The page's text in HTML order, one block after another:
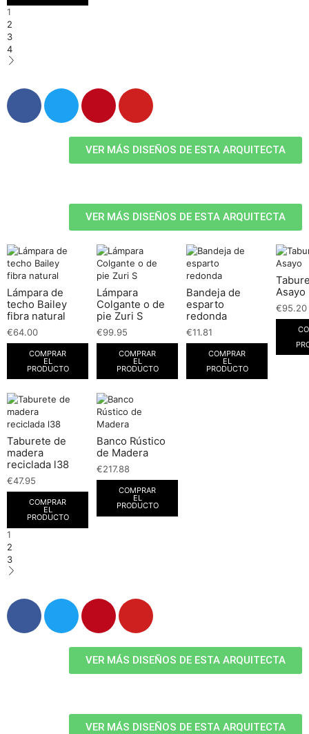
1
2
3
4
VER MÁS DISEÑOS DE ESTA ARQUITECTA
VER MÁS DISEÑOS DE ESTA ARQUITECTA
Lámpara de
techo Bailey
fibra natural
€64.00
COMPRAR
EL
PRODUCTO
Lámpara
Colgante o de
pie Zuri S
€99.95
COMPRAR
EL
PRODUCTO
Bandeja de
esparto
redonda
€11.81
COMPRAR
EL
PRODUCTO
Asayo
€95.20
Taburete de
madera
reciclada l38
€47.95
COMPRAR
EL
PRODUCTO
Banco Rústico
de Madera
€217.88
COMPRAR
EL
PRODUCTO
1
2
3
VER MÁS DISEÑOS DE ESTA ARQUITECTA
VER MÁS DISEÑOS DE ESTA ARQUITECTA